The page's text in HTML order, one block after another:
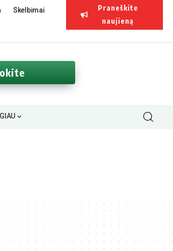
Skelbimai
Praneškite
naujieną